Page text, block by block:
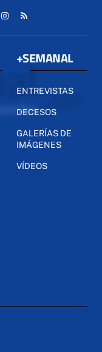
+SEMANAL
ENTREVISTAS
DECESOS
GALERÍAS DE
IMÁGENES
VÍDEOS